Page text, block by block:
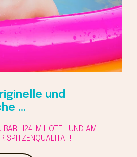
und
...
H24 IM HOTEL UND AM
SPITZENQUALITÄT!